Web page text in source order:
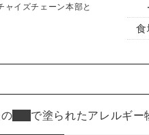
イズチェーン本部と
食
で塗られたアレルギー